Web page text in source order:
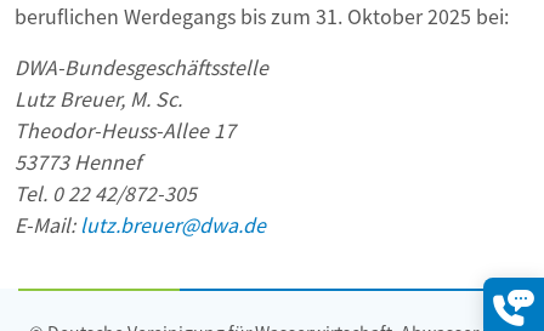
beruflichen Werdegangs bis zum 31. Oktober 2025 bei:
DWA-Bundesgeschäftsstelle
Lutz Breuer, M. Sc.
Theodor-Heuss-Allee 17
53773 Hennef
Tel. 0 22 42/872-305
E-Mail: lutz.breuer@dwa.de